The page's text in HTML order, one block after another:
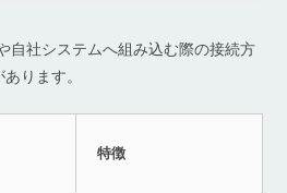
自社システムへ組み込む際の接続方
ります。
特徴